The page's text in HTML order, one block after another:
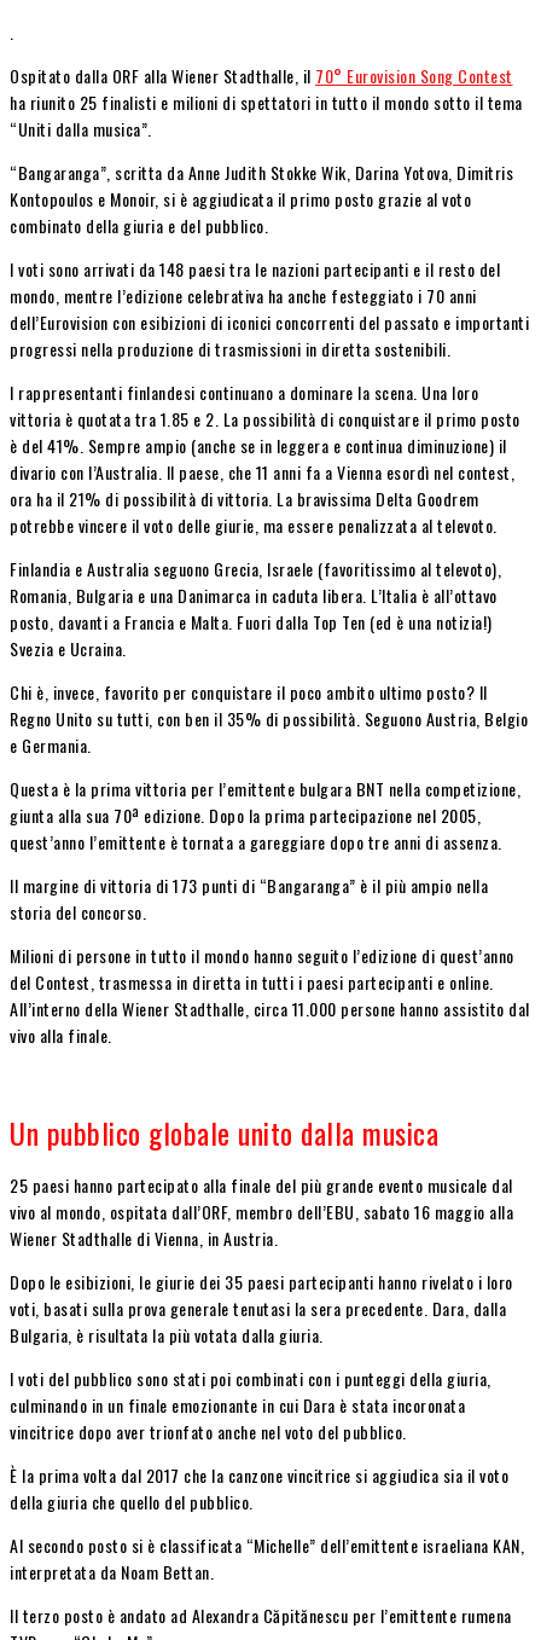
Ospitato dalla ORF alla Wiener Stadthalle, il 70° Eurovision Song Contest
ha riunito 25 finalisti e milioni di spettatori in tutto il mondo sotto il tema
“Uniti dalla musica”.
“Bangaranga”, scritta da Anne Judith Stokke Wik, Darina Yotova, Dimitris
Kontopoulos e Monoir, si è aggiudicata il primo posto grazie al voto
combinato della giuria e del pubblico.
I voti sono arrivati ​​da 148 paesi tra le nazioni partecipanti e il resto del
mondo, mentre l’edizione celebrativa ha anche festeggiato i 70 anni
dell’Eurovision con esibizioni di iconici concorrenti del passato e importanti
progressi nella produzione di trasmissioni in diretta sostenibili.
I rappresentanti finlandesi continuano a dominare la scena. Una loro
vittoria è quotata tra 1.85 e 2. La possibilità di conquistare il primo posto
è del 41%. Sempre ampio (anche se in leggera e continua diminuzione) il
divario con l’Australia. Il paese, che 11 anni fa a Vienna esordì nel contest,
ora ha il 21% di possibilità di vittoria. La bravissima Delta Goodrem
potrebbe vincere il voto delle giurie, ma essere penalizzata al televoto.
Finlandia e Australia seguono Grecia, Israele (favoritissimo al televoto),
Romania, Bulgaria e una Danimarca in caduta libera. L’Italia è all’ottavo
posto, davanti a Francia e Malta. Fuori dalla Top Ten (ed è una notizia!)
Svezia e Ucraina.
Chi è, invece, favorito per conquistare il poco ambito ultimo posto? Il
Regno Unito su tutti, con ben il 35% di possibilità. Seguono Austria, Belgio
e Germania.
Questa è la prima vittoria per l’emittente bulgara BNT nella competizione,
giunta alla sua 70ª edizione. Dopo la prima partecipazione nel 2005,
quest’anno l’emittente è tornata a gareggiare dopo tre anni di assenza.
Il margine di vittoria di 173 punti di “Bangaranga” è il più ampio nella
storia del concorso.
Milioni di persone in tutto il mondo hanno seguito l’edizione di quest’anno
del Contest, trasmessa in diretta in tutti i paesi partecipanti e online.
All’interno della Wiener Stadthalle, circa 11.000 persone hanno assistito dal
vivo alla finale.
Un pubblico globale unito dalla musica
25 paesi hanno partecipato alla finale del più grande evento musicale dal
vivo al mondo, ospitata dall’ORF, membro dell’EBU, sabato 16 maggio alla
Wiener Stadthalle di Vienna, in Austria.
Dopo le esibizioni, le giurie dei 35 paesi partecipanti hanno rivelato i loro
voti, basati sulla prova generale tenutasi la sera precedente. Dara, dalla
Bulgaria, è risultata la più votata dalla giuria.
I voti del pubblico sono stati poi combinati con i punteggi della giuria,
culminando in un finale emozionante in cui Dara è stata incoronata
vincitrice dopo aver trionfato anche nel voto del pubblico.
È la prima volta dal 2017 che la canzone vincitrice si aggiudica sia il voto
della giuria che quello del pubblico.
Al secondo posto si è classificata “Michelle” dell’emittente israeliana KAN,
interpretata da Noam Bettan.
Il terzo posto è andato ad Alexandra Căpitănescu per l’emittente rumena